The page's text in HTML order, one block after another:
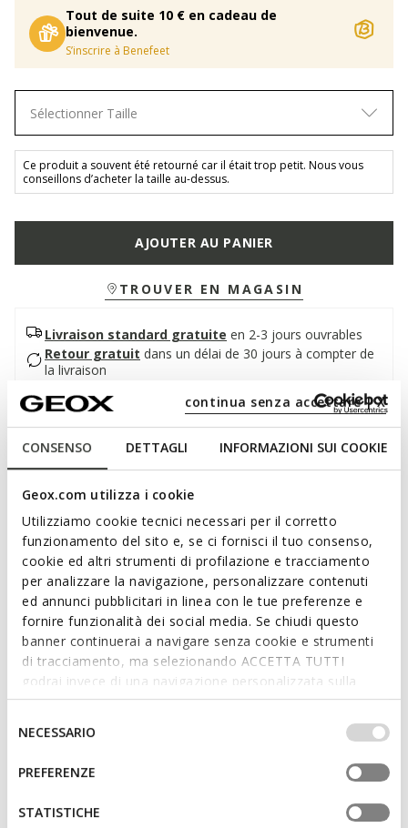
CONSENSO DETTAGLI INFORMAZIONI SUI COOKIE
Geox.com utilizza i cookie
Utilizziamo cookie tecnici necessari per il corretto
funzionamento del sito e, se ci fornisci il tuo consenso,
cookie ed altri strumenti di profilazione e tracciamento
per analizzare la navigazione, personalizzare contenuti
ed annunci pubblicitari in linea con le tue preferenze e
fornire funzionalità dei social media. Se chiudi questo
banner continuerai a navigare senza cookie e strumenti
di tracciamento, ma selezionando ACCETTA TUTTI
godrai invece di una navigazione personalizzata sulla
base dei tuoi gusti ed interessi. Selezionando
IMPOSTAZIONI potrai anche scegliere quali cookies ed
altri strumenti di tracciamento autorizzare. Per maggiori
informazioni o per modificare in qualsiasi momento le
tue impostazioni, visita la nostra
consenso
NECESSARIO
PREFERENZE
STATISTICHE
continua senza accettare | X
Tout de suite 10 € en cadeau de
bienvenue.
S’inscrire à Benefeet
Sélectionner Taille
Ce produit a souvent été retourné car il était trop petit. Nous vous
conseillons d’acheter la taille au-dessus.
AJOUTER AU PANIER
TROUVER EN MAGASIN
Livraison standard gratuite en 2-3 jours ouvrables
Retour gratuit dans un délai de 30 jours à compter de
la livraison
Description
Sandales plates pour femme au look contemporain et
matière à effet cuir velours avec une double bande, ces
chaussures sont déclinées ici dans une délicate tonalité blanc
lait. Combinaison parfaite de style et de confort, les Brionia R
sont adaptées aussi bien en ville qu’en vacances pour
compléter les tenues de tous les jours.
CODE PRODUIT:D55Y3I000AUC1122
Lire plus
Caractéristiques
Enfilage facile et rapide
Chaussures légères
Design sans fermeture, pour un enfilage plus rapide